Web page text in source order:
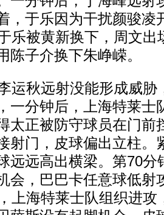
，于乐因为干扰颜骏凌
乐被黄新换下，周文出
陈子介换下朱峥嵘。
秋远射没能形成威胁
一分钟后，上海特莱士
太正被防守球员在门前
射门，皮球偏出立柱。
远远高出横梁。第70分
会，巴巴卡任意球低射
上海特莱士队组织进攻